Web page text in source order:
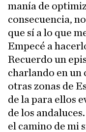
manía de
consecuencia,
que sí a lo que
Empecé a
Recuerdo un
charlando en un
otras zonas de
de la para ellos
de los
el camino de mi